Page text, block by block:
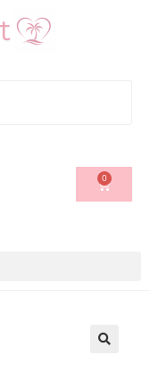
0